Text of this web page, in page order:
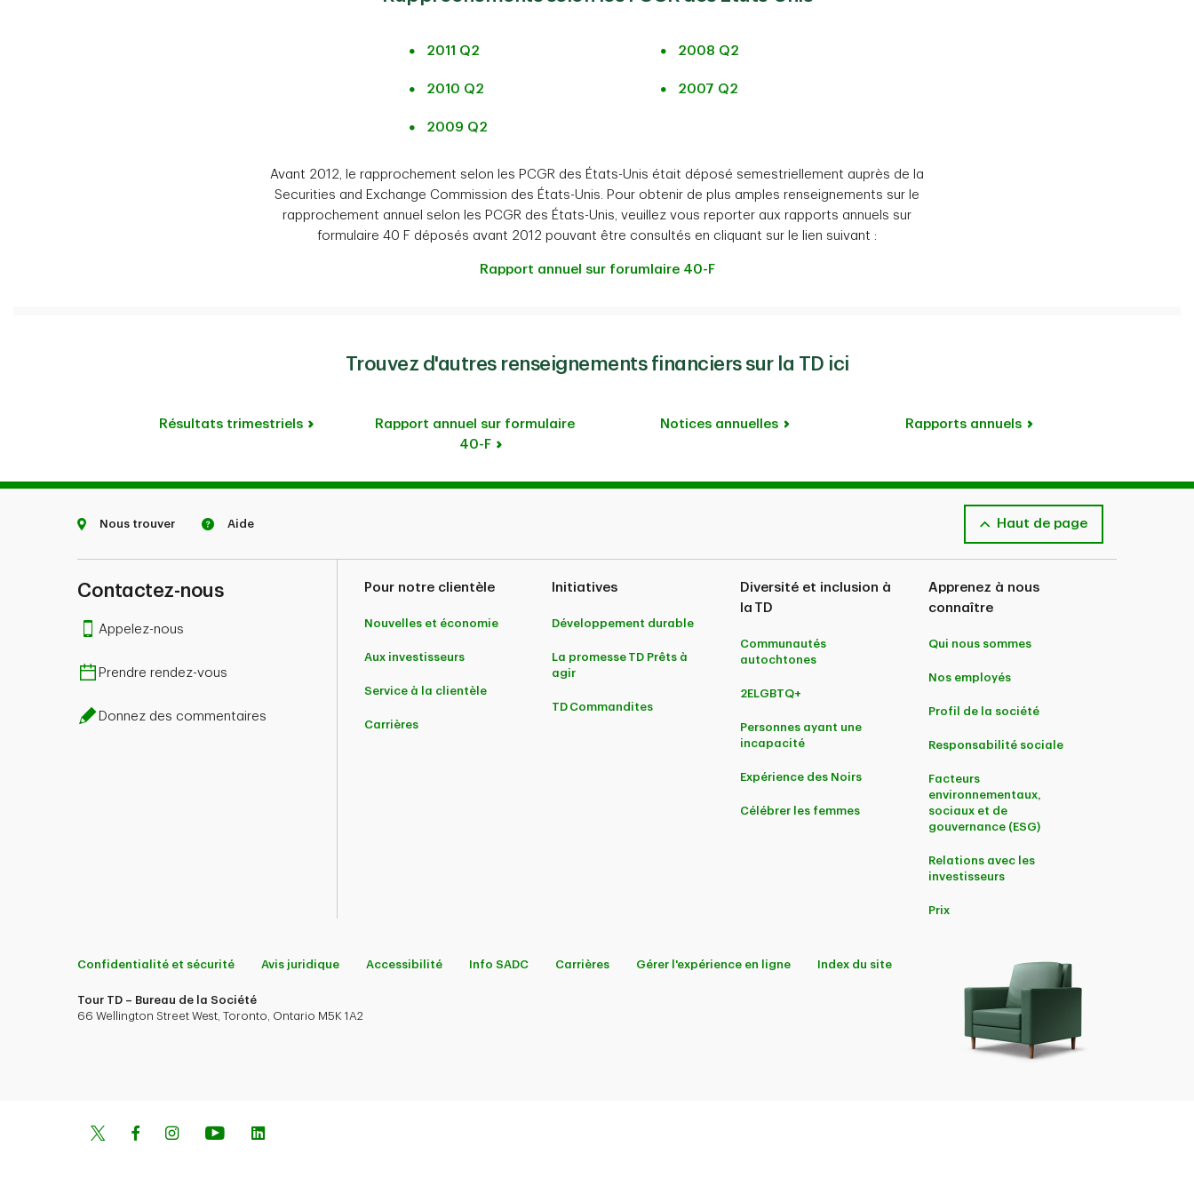
2011 Q2
2010 Q2
2009 Q2
2008 Q2
2007 Q2
Avant 2012, le rapprochement selon les PCGR des États-Unis était déposé semestriellement auprès de la
Securities and Exchange Commission des États-Unis. Pour obtenir de plus amples renseignements sur le
rapprochement annuel selon les PCGR des États-Unis, veuillez vous reporter aux rapports annuels sur
formulaire 40 F déposés avant 2012 pouvant être consultés en cliquant sur le lien suivant :
Rapport annuel sur forumlaire 40-F
Trouvez d'autres renseignements financiers sur la TD ici
Résultats trimestriels
Rapport annuel sur formulaire
40-F
Notices annuelles Rapports annuels
Nous trouver Aide Haut de page
Contactez-nous
Appelez-nous
Prendre rendez-vous
Donnez des commentaires
Pour notre clientèle
Nouvelles et économie
Aux investisseurs
Service à la clientèle
Carrières
Initiatives
Développement durable
La promesse TD Prêts à
agir
TD Commandites
Diversité et inclusion à
la TD
Communautés
autochtones
2ELGBTQ+
Personnes ayant une
incapacité
Expérience des Noirs
Célébrer les femmes
Apprenez à nous
connaître
Qui nous sommes
Nos employés
Profil de la société
Responsabilité sociale
Facteurs
environnementaux,
sociaux et de
gouvernance (ESG)
Relations avec les
investisseurs
Prix
Confidentialité et sécurité Avis juridique Accessibilité Info SADC Carrières Gérer l'expérience en ligne Index du site
Tour TD – Bureau de la Société
66 Wellington Street West, Toronto, Ontario M5K 1A2